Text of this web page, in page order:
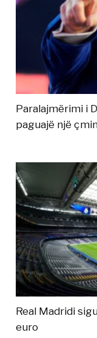
Paralajmërimi i
paguajë një
Real Madridi
euro